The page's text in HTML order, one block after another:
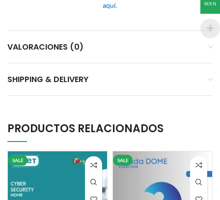
aquí.
VALORACIONES (0)
SHIPPING & DELIVERY
PRODUCTOS RELACIONADOS
SALE SALE
MXN